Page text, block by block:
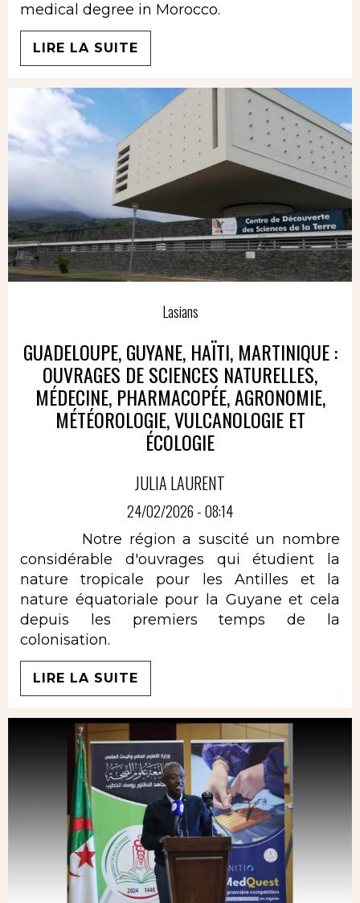
medical degree in Morocco.
LIRE LA SUITE
Lasians
GUADELOUPE, GUYANE, HAÏTI, MARTINIQUE :
OUVRAGES DE SCIENCES NATURELLES,
MÉDECINE, PHARMACOPÉE, AGRONOMIE,
MÉTÉOROLOGIE, VULCANOLOGIE ET
ÉCOLOGIE
JULIA LAURENT
24/02/2026 - 08:14
Notre région a suscité un nombre
considérable d'ouvrages qui étudient la
nature tropicale pour les Antilles et la
nature équatoriale pour la Guyane et cela
depuis les premiers temps de la
colonisation.
LIRE LA SUITE